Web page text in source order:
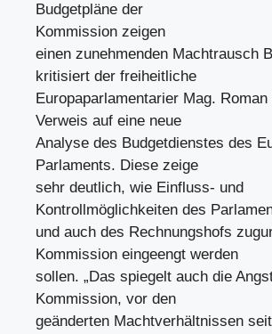
Budgetpläne der
Kommission zeigen
einen zunehmenden Machtrausch
kritisiert der freiheitliche
Europaparlamentarier Mag.
Verweis auf eine neue
Analyse des Budgetdienstes des
Parlaments. Diese zeige
sehr deutlich, wie Einfluss- und
Kontrollmöglichkeiten des
und auch des Rechnungshofs
Kommission eingeengt werden
sollen. „Das spiegelt auch die
Kommission, vor den
geänderten Machtverhältnissen